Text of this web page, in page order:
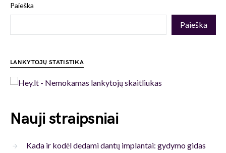
Paieška
Paieška
LANKYTOJŲ STATISTIKA
Nauji straipsniai
Kada ir kodėl dedami dantų implantai: gydymo gidas